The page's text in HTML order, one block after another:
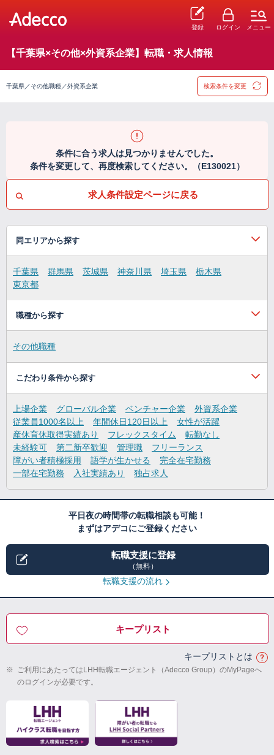
登録 ログイン メニュー
【千葉県×その他×外資系企業】転職・求人情報
千葉県／その他職種／外資系企業 検索条件を変更
条件に合う求人は見つかりませんでした。
条件を変更して、再度検索してください。（E130021）
求人条件設定ページに戻る
同エリアから探す
千葉県 群馬県 茨城県 神奈川県 埼玉県
栃木県
東京都
職種から探す
その他職種
こだわり条件から探す
上場企業 グローバル企業 ベンチャー企業
外資系企業
従業員1000名以上
年間休日120日以上
女性が活躍
産休育休取得実績あり
フレックスタイム
転勤なし
未経験可
第二新卒歓迎 管理職
フリーランス
障がい者積極採用
語学が生かせる
完全在宅勤務
一部在宅勤務
入社実績あり 独占求人
平日夜の時間帯の転職相談も可能！
まずはアデコにご登録ください
転職支援に登録
（無料）
転職支援の流れ
キープリスト
キープリストとは
※ ご利用にあたってはLHH転職エージェント（Adecco Group）のMyPageへ
のログインが必要です。